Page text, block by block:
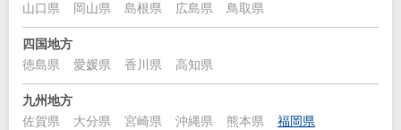
山口県
岡山県 島根県 広島県 鳥取県
四国地方
徳島県
愛媛県 香川県 高知県
九州地方
佐賀県
大分県 宮崎県 沖縄県 熊本県
福岡県